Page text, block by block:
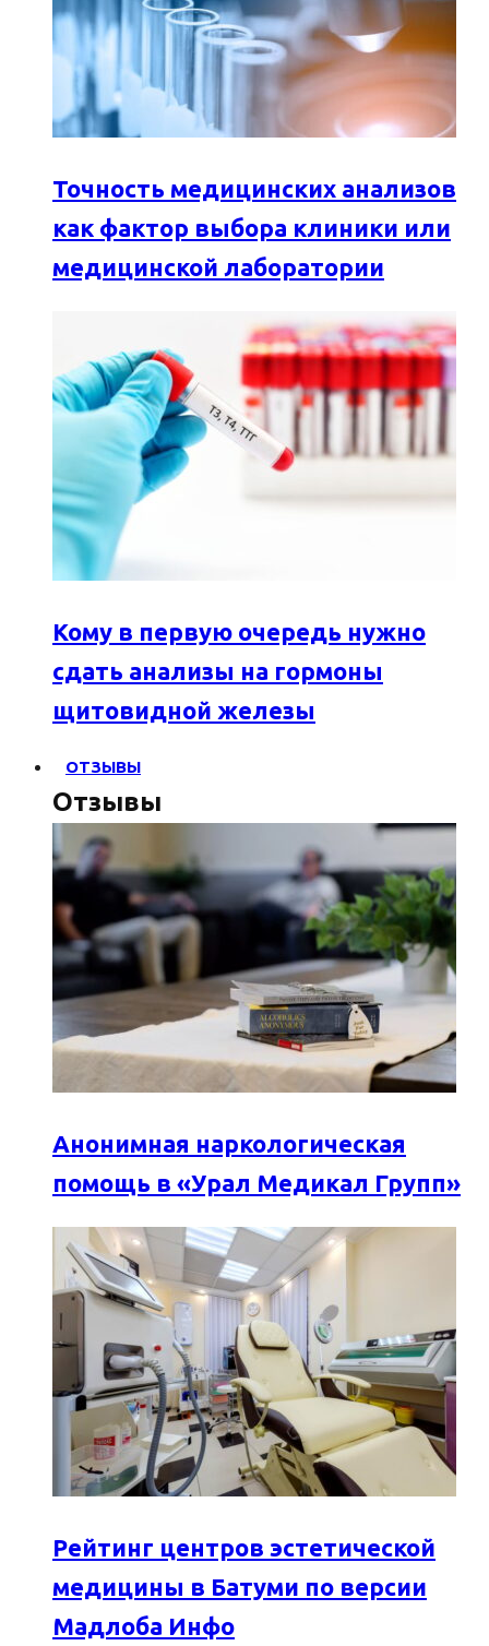
Точность медицинских анализов
как фактор выбора клиники или
медицинской лаборатории
Кому в первую очередь нужно
сдать анализы на гормоны
щитовидной железы
ОТЗЫВЫ
Отзывы
Анонимная наркологическая
помощь в «Урал Медикал Групп»
Рейтинг центров эстетической
медицины в Батуми по версии
Мадлоба Инфо